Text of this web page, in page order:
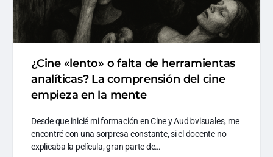
¿Cine «lento» o falta de herramientas
analíticas? La comprensión del cine
empieza en la mente
Desde que inicié mi formación en Cine y Audiovisuales, me
encontré con una sorpresa constante, si el docente no
explicaba la película, gran parte de…